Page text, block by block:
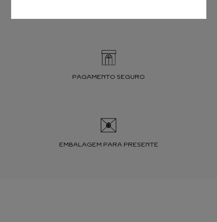
PAGAMENTO SEGURO
EMBALAGEM PARA PRESENTE